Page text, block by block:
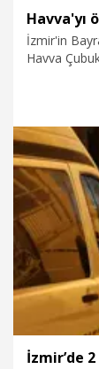
İzmir'in
Havva
27.03.2026